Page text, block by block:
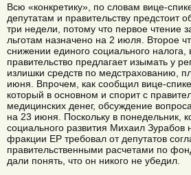
Всю «конкретику», по словам вице-
депутатам и правительству предстоит
три недели, потому что первое чтение
льготам назначено на 2 июля. Второе
снижении единого социального налога,
правительство предлагает изымать у
излишки средств по медстрахованию,
июня. Впрочем, как сообщил вице-
который в основном и спорит с
медицинских денег, обсуждение
на 23 июня. Поскольку в понедельник,
социального развития Михаил Зурабов
фракции ЕР требовал от депутатов
правительственными расчетами по
дали понять, что он никого не убедил.